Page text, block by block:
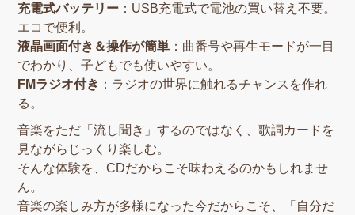
充電式バッテリー ：USB充電式で電池の買い替え不要。
エコで便利。
液晶画面付き＆操作が簡単 ：曲番号や再生モードが一目
でわかり、子どもでも使いやすい。
FMラジオ付き ：ラジオの世界に触れるチャンスを作れ
る。
音楽をただ「流し聞き」するのではなく、歌詞カードを
見ながらじっくり楽しむ。
そんな体験を、CDだからこそ味わえるのかもしれませ
ん。
音楽の楽しみ方が多様になった今だからこそ、「自分だ